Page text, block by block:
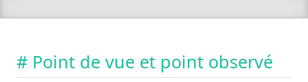
# Point de vue et point observé